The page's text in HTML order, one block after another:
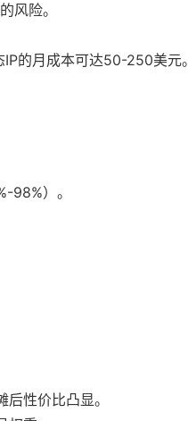
风险。
的月成本可达50-250美元。
98%）。
性价比凸显。